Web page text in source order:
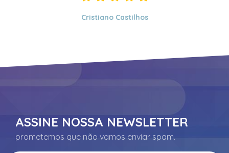
Cristiano Castilhos
ASSINE NOSSA NEWSLETTER
prometemos que não vamos enviar spam.